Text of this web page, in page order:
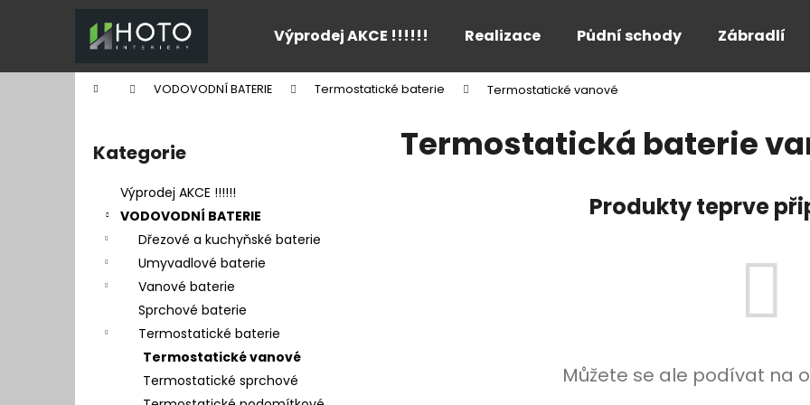
Výprodej AKCE !!!!!! Realizace Půdní schody Zábradlí
Domů VODOVODNÍ BATERIE Termostatické baterie Termostatické vanové
Přeskočit
kategorie
Kategorie
Výprodej AKCE !!!!!!
VODOVODNÍ BATERIE
Dřezové a kuchyňské baterie
Umyvadlové baterie
Vanové baterie
Sprchové baterie
Termostatické baterie
Termostatické vanové
Termostatické sprchové
Termostatická baterie
Produkty teprve
Můžete se ale podívat na
í
Zpět
do
Zpět
do
Co potřebujete najít?